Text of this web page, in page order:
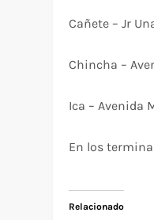
Cañete – Jr
Chincha –
Ica – Avenida
En los
Relacionado